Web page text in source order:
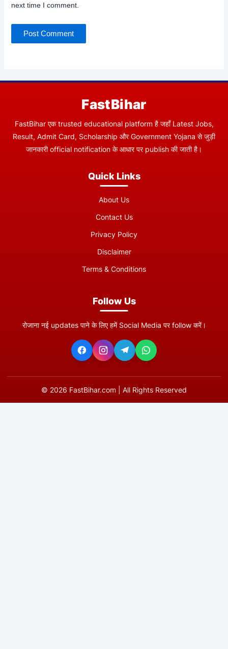
next time I comment.
FastBihar
FastBihar एक trusted educational platform है जहाँ Latest Jobs,
Result, Admit Card, Scholarship और Government Yojana से जुड़ी
जानकारी official notification के आधार पर publish की जाती है।
Quick Links
About Us
Contact Us
Privacy Policy
Disclaimer
Terms & Conditions
Follow Us
रोजाना नई updates पाने के लिए हमें Social Media पर follow करें।
© 2026 FastBihar.com | All Rights Reserved